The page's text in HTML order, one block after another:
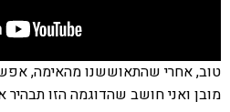
טוב, אחרי שהתאוששנו מהאימה, אפשר
מובן ואני חושב שהדוגמה הזו תבהיר